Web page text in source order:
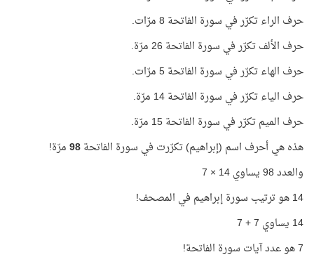
حرف الراء تكرّر في سورة الفاتحة 8 مرّات.
حرف الألف تكرّر في سورة الفاتحة 26 مرّة.
حرف الهاء تكرّر في سورة الفاتحة 5 مرّات.
حرف الياء تكرّر في سورة الفاتحة 14 مرّة.
حرف الميم تكرّر في سورة الفاتحة 15 مرّة.
هذه هي أحرف اسم (إبراهيم) تكرّرت في سورة الفاتحة98مرّة!
والعدد 98 يساوي 14 × 7
14 هو ترتيب سورة إبراهيم في المصحف!
14 يساوي 7 + 7
7 هو عدد آيات سورة الفاتحة!